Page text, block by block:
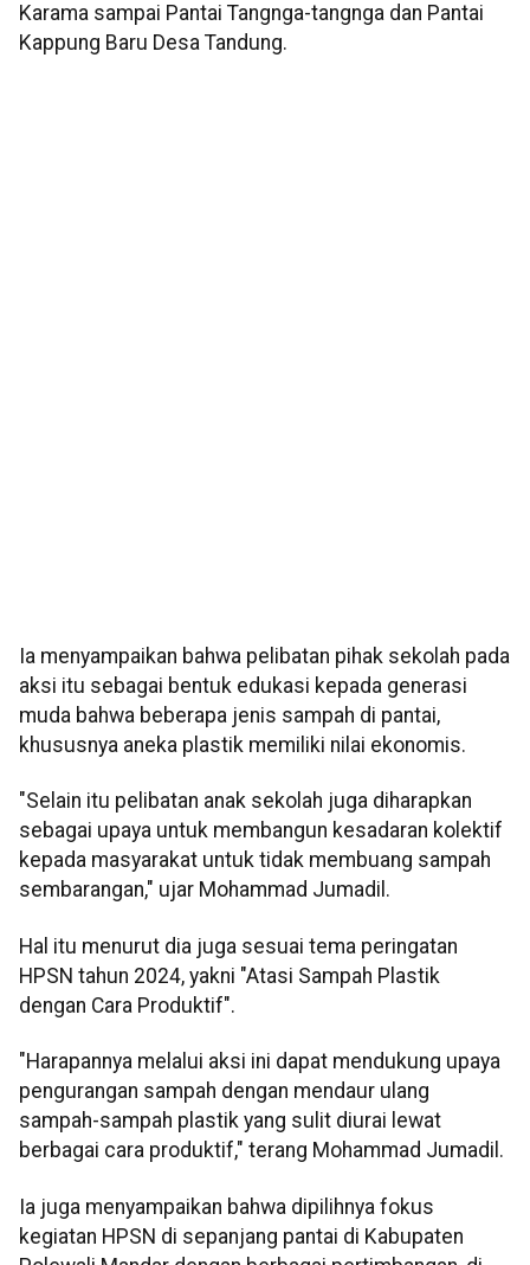
Karama sampai Pantai Tangnga-tangnga dan Pantai
Kappung Baru Desa Tandung.
Ia menyampaikan bahwa pelibatan pihak sekolah pada
aksi itu sebagai bentuk edukasi kepada generasi
muda bahwa beberapa jenis sampah di pantai,
khususnya aneka plastik memiliki nilai ekonomis.
"Selain itu pelibatan anak sekolah juga diharapkan
sebagai upaya untuk membangun kesadaran kolektif
kepada masyarakat untuk tidak membuang sampah
sembarangan," ujar Mohammad Jumadil.
Hal itu menurut dia juga sesuai tema peringatan
HPSN tahun 2024, yakni "Atasi Sampah Plastik
dengan Cara Produktif".
"Harapannya melalui aksi ini dapat mendukung upaya
pengurangan sampah dengan mendaur ulang
sampah-sampah plastik yang sulit diurai lewat
berbagai cara produktif," terang Mohammad Jumadil.
Ia juga menyampaikan bahwa dipilihnya fokus
kegiatan HPSN di sepanjang pantai di Kabupaten